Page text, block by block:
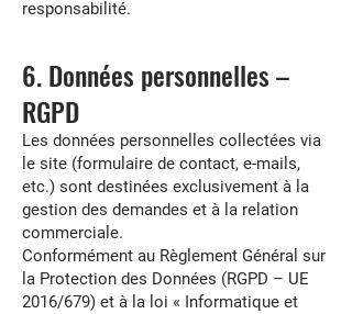
responsabilité.
6. Données personnelles –
RGPD
Les données personnelles collectées via
le site (formulaire de contact, e-mails,
etc.) sont destinées exclusivement à la
gestion des demandes et à la relation
commerciale.
Conformément au Règlement Général sur
la Protection des Données (RGPD – UE
2016/679) et à la loi « Informatique et